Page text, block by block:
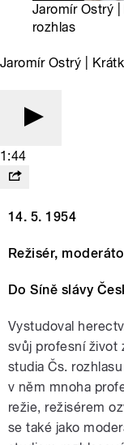
Jaromír Ostrý
rozhlas
Jaromír Ostrý |
1:44
14. 5. 1954
Režisér,
Do Síně slávy
Vystudoval
svůj profesní život
studia Čs.
v něm mnoha
režie, režisérem
se také jako